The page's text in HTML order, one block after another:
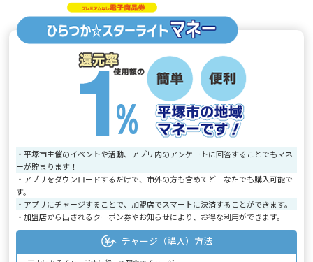
・平塚市主催のイベントや活動、アプリ内のアンケートに回答することでもマネ
ーが貯まります！
・アプリをダウンロードするだけで、市外の方も含めてど なたでも購入可能で
す。
・アプリにチャージすることで、加盟店でスマートに決済することができます。
・加盟店から出されるクーポン券やお知らせにより、お得な利用ができます。
チャージ（購入）方法